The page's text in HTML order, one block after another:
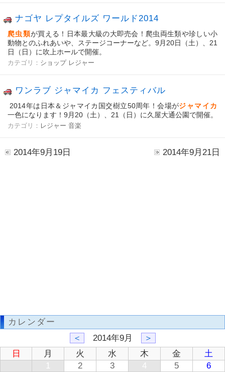
ナゴヤ レプタイルズ ワールド2014
爬虫類が買える！日本最大級の大即売会！爬虫両生類や珍しい小
動物とのふれあいや、ステージコーナーなど。9月20日（土）、21
日（日）に吹上ホールで開催。
カテゴリ： ショップ レジャー
ワンラブ ジャマイカ フェスティバル
2014年は 日本＆ジャマイカ国交樹立50周年！会場がジャマイカ
一色になります！9月20（土）、21（日）に久屋大通公園で開催。
カテゴリ： レジャー 音楽
2014年9月19日 2014年9月21日
カレンダー
＜
2014年9月
＞
日
月 火 水 木 金
土
1
2 3 4 5
6